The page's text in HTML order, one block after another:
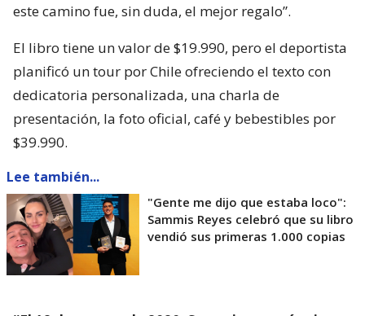
este camino fue, sin duda, el mejor regalo”.
El libro tiene un valor de $19.990, pero el deportista
planificó un tour por Chile ofreciendo el texto con
dedicatoria personalizada, una charla de
presentación, la foto oficial, café y bebestibles por
$39.990.
Lee también...
"Gente me dijo que estaba loco":
Sammis Reyes celebró que su libro
vendió sus primeras 1.000 copias